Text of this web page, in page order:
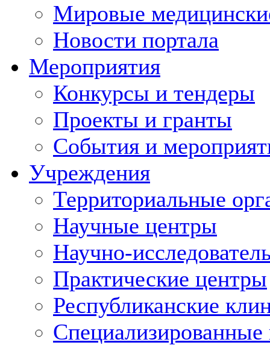
Мировые
Новости портала
Мероприятия
Конкурсы и тендеры
Проекты и гранты
События и
Учреждения
Территориальные
Научные центры
Научно-
Практические центры
Республиканские